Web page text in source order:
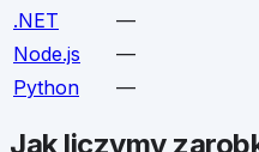
.NET
—
Node.js
—
Python
—
Jak liczymy